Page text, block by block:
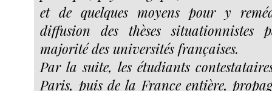
et de quelques moyens pour y
diffusion des thèses situationnistes
majorité des universités françaises.
Par la suite, les étudiants
Paris, puis de la France entière,